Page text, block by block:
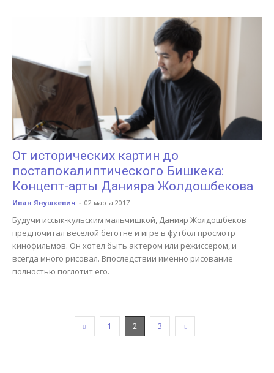
От исторических картин до
постапокалиптического Бишкека:
Концепт-арты Данияра Жолдошбекова
Иван Янушкевич - 02 марта 2017
Будучи иссык-кульским мальчишкой, Данияр Жолдошбеков
предпочитал веселой беготне и игре в футбол просмотр
кинофильмов. Он хотел быть актером или режиссером, и
всегда много рисовал. Впоследствии именно рисование
полностью поглотит его.
1 2 3